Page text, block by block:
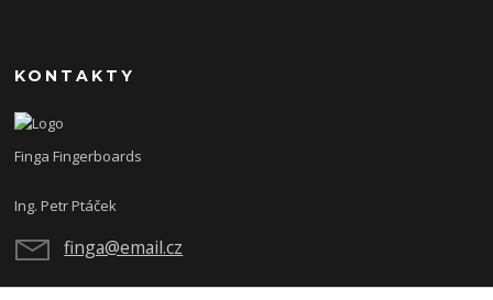
KONTAKTY
Finga Fingerboards
Ing. Petr Ptáček
finga@email.cz